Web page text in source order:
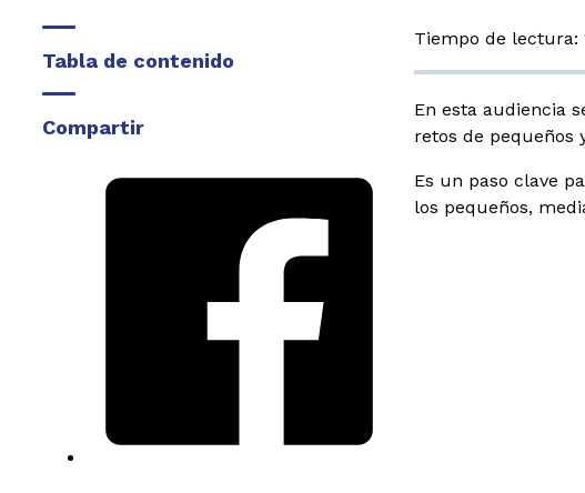
Tabla de contenido
Compartir
Tiempo de lectura:
En esta audiencia
retos de pequeños
Es un paso clave
los pequeños,